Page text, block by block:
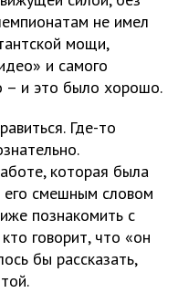
не имел
мощи,
и самого
– и это было хорошо.
Где-то
которая была
его смешным словом
познакомить с
говорит, что «он
бы рассказать,